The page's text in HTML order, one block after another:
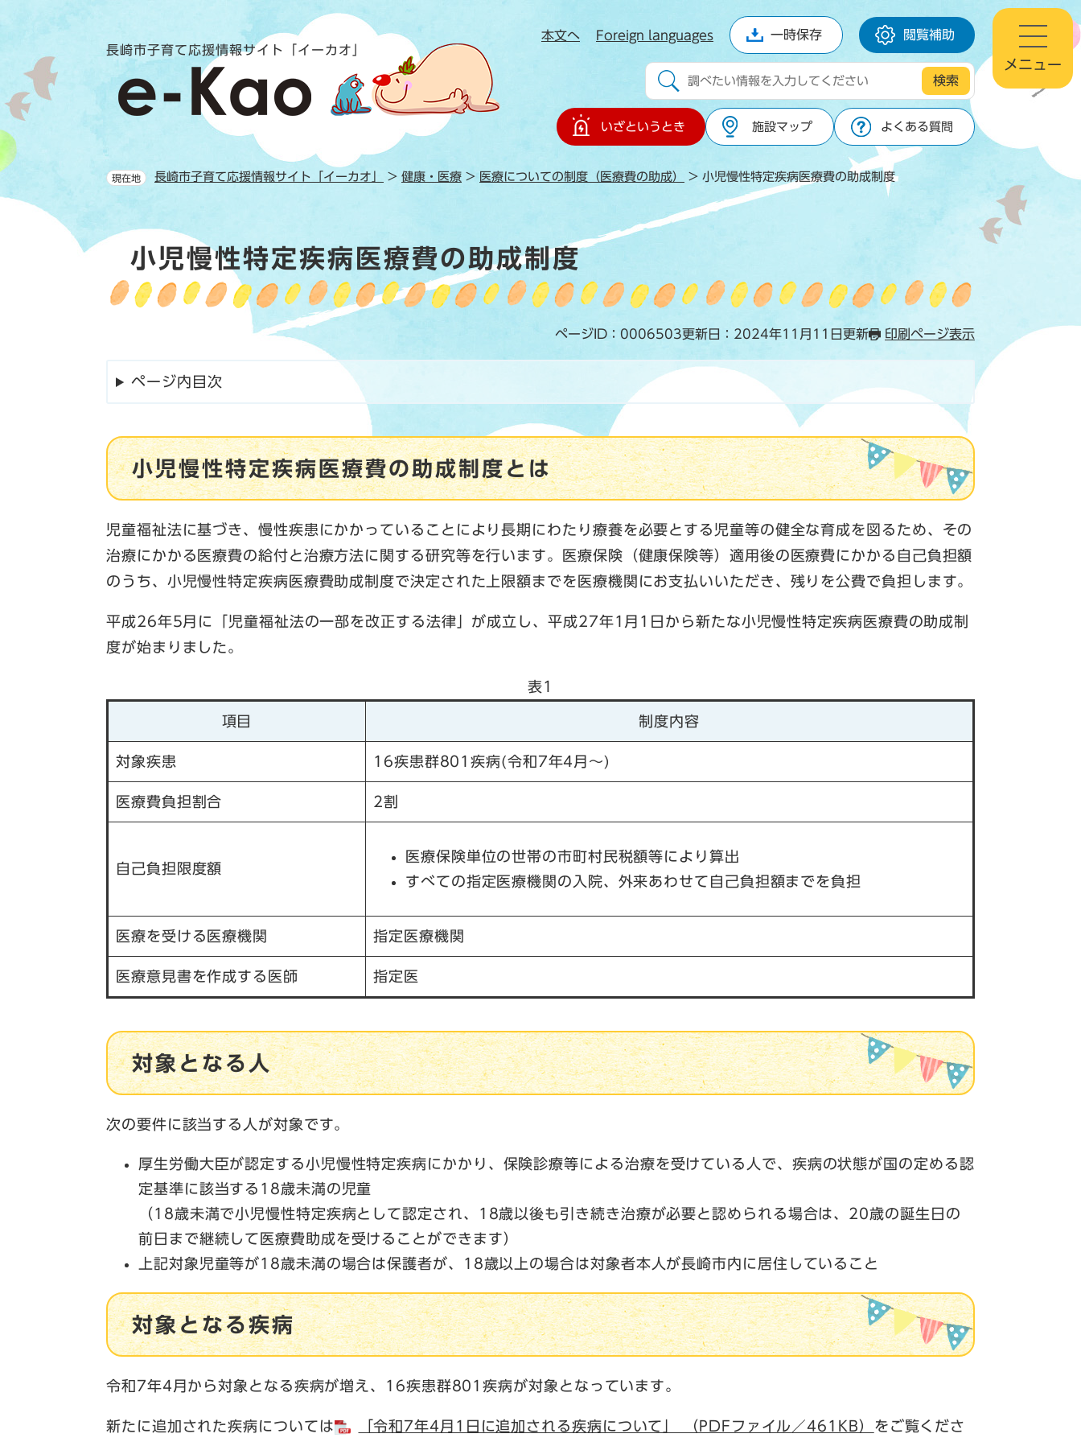
頭
す。
飛
て
文
長崎市子育て応援情報サイト「イーカオ」
本文へ Foreign languages 一時保存 閲覧補助
いざというとき 施設マップ よくある質問
メニュー
現在地 長崎市子育て応援情報サイト「イーカオ」 > 健康・医療 > 医療についての制度（医療費の助成） > 小児慢性特定疾病医療費の助成制度
本
小児慢性特定疾病医療費の助成制度
ページID：0006503更新日：2024年11月11日更新 印刷ページ表示
ページ内目次
小児慢性特定疾病医療費の助成制度とは
児童福祉法に基づき、慢性疾患にかかっていることにより長期にわたり療養を必要とする児童等の健全な育成を図るため、その
治療にかかる医療費の給付と治療方法に関する研究等を行います。医療保険（健康保険等）適用後の医療費にかかる自己負担額
のうち、小児慢性特定疾病医療費助成制度で決定された上限額までを医療機関にお支払いいただき、残りを公費で負担します。
平成26年5月に「児童福祉法の一部を改正する法律」が成立し、平成27年1月1日から新たな小児慢性特定疾病医療費の助成制
度が始まりました。
表1
項目 制度内容
対象疾患 16疾患群801疾病(令和7年4月～)
医療費負担割合 2割
自己負担限度額
医療保険単位の世帯の市町村民税額等により算出
すべての指定医療機関の入院、外来あわせて自己負担額までを負担
医療を受ける医療機関 指定医療機関
医療意見書を作成する医師 指定医
対象となる人
次の要件に該当する人が対象です。
厚生労働大臣が認定する小児慢性特定疾病にかかり、保険診療等による治療を受けている人で、疾病の状態が国の定める認
定基準に該当する18歳未満の児童
（18歳未満で小児慢性特定疾病として認定され、18歳以後も引き続き治療が必要と認められる場合は、20歳の誕生日の
前日まで継続して医療費助成を受けることができます）
上記対象児童等が18歳未満の場合は保護者が、18歳以上の場合は対象者本人が長崎市内に居住していること
対象となる疾病
令和7年4月から対象となる疾病が増え、16疾患群801疾病が対象となっています。
新たに追加された疾病については 「令和7年4月1日に追加される疾病について」 （PDFファイル／461KB） をご覧くださ